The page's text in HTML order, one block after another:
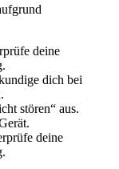
deine
dich bei
stören“ aus.
deine